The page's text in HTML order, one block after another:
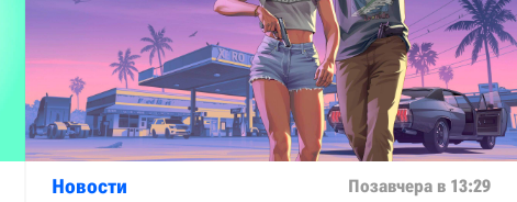
Новости Позавчера в 13:29